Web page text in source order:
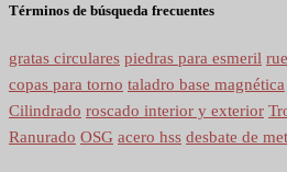
Términos de búsqueda frecuentes
gratas circulares piedras para esmeril
copas para torno taladro base magnética
Cilindrado roscado interior y exterior
Ranurado OSG acero hss desbate de